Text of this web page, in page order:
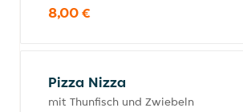
8,00 €
Pizza Nizza
mit Thunfisch und Zwiebeln